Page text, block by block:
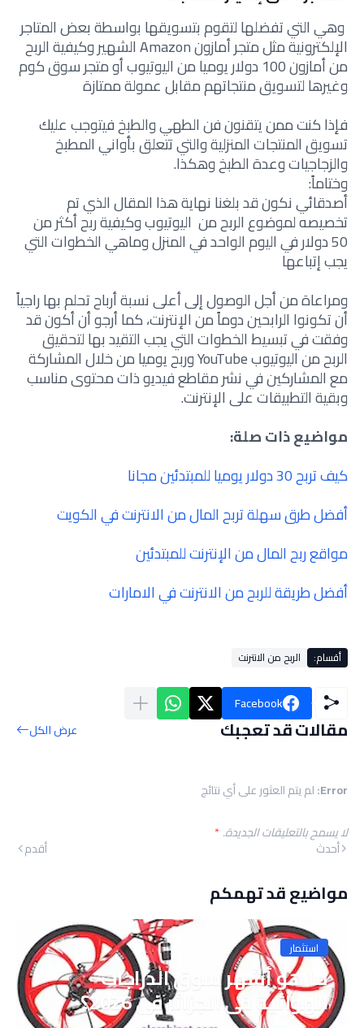
وهي التي تفضلها لتقوم بتسويقها بواسطة بعض المتاجر
الإلكترونية مثل متجر أمازون Amazon الشهير وكيفية الربح
من أمازون 100 دولار يوميا من اليوتيوب أو متجر سوق كوم
وغيرها لتسويق منتجاتهم مقابل عمولة ممتازة
فإذا كنت ممن يتقنون فن الطهي والطبخ فيتوجب عليك
تسويق المنتجات المنزلية والتي تتعلق بأواني المطبخ
والزجاجيات وعدة الطبخ وهكذا.
وختاماً:
أصدقائي نكون قد بلغنا نهاية هذا المقال الذي تم
تخصيصه لموضوع الربح من اليوتيوب وكيفية ربح أكثر من
50 دولار في اليوم الواحد في المنزل وماهي الخطوات التي
يجب إتباعها
ومراعاة من أجل الوصول إلى أعلى نسبة أرباح تحلم بها راجياً
أن تكونوا الرابحين دوماً من الإنترنت، كما أرجو أن أكون قد
وفقت في تبسيط الخطوات التي يجب التقيد بها لتحقيق
الربح من اليوتيوب YouTube وربح يوميا من خلال المشاركة
مع المشاركين في نشر مقاطع فيديو ذات محتوى مناسب
وبقية التطبيقات على الإنترنت.
مواضيع ذات صلة:
كيف تربح 30 دولار يوميا للمبتدئين مجانا
أفضل طرق سهلة تربح المال من الانترنت في الكويت
مواقع ربح المال من الإنترنت للمبتدئين
أفضل طريقة للربح من الانترنت في الامارات
أقسام: الربح من الانترنت
Facebook
مقالات قد تعجبك عرض الكل
Error: لم يتم العثور على أي نتائج
لا يسمح بالتعليقات الجديدة.*
أحدث أقدم
مواضيع قد تهمكم
استثمار
ما هو أشهر سوق الدراجات
الهوائية في الجزائر في 2026؟